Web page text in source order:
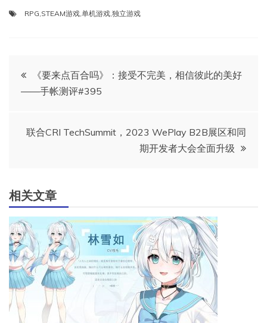
RPG,STEAM游戏,单机游戏,独立游戏
文
导
《要来点百合吗》：接受不完美，相信彼此的美好
——手帐测评#395
联合CRI TechSummit，2023 WePlay B2B展区和同
期开发者大会全面升级
相关文章